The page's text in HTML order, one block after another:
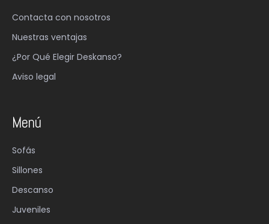
Contacta con nosotros
Nuestras ventajas
¿Por Qué Elegir Deskanso?
Aviso legal
Menú
Sofás
Sillones
Descanso
Juveniles